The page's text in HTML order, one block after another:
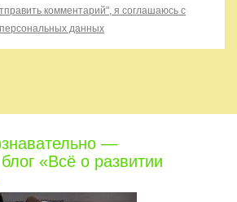
комментарий", я соглашаюсь с
данных
—
«Всё о развитии